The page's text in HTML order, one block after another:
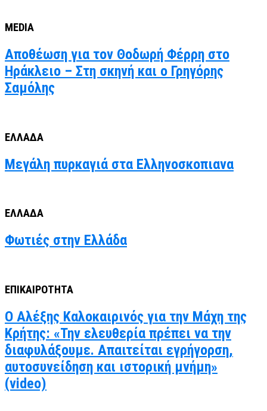
MEDIA
Αποθέωση για τον Θοδωρή Φέρρη στο
Ηράκλειο – Στη σκηνή και ο Γρηγόρης
Σαμόλης
ΕΛΛΑΔΑ
Μεγάλη πυρκαγιά στα Ελληνοσκοπιανα
ΕΛΛΑΔΑ
Φωτιές στην Ελλάδα
ΕΠΙΚΑΙΡΟΤΗΤΑ
Ο Αλέξης Καλοκαιρινός για την Μάχη της
Κρήτης: «Την ελευθερία πρέπει να την
διαφυλάξουμε. Απαιτείται εγρήγορση,
αυτοσυνείδηση και ιστορική μνήμη»
(video)